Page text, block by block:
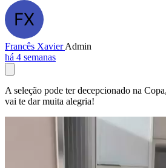
Francês XavierAdmin
há 4 semanas
A seleção pode ter decepcionado na
vai te dar muita alegria!